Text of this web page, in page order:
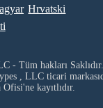
Hrvatski
- Tüm hakları Saklıdır.
, LLCticari
kayıtlıdır.